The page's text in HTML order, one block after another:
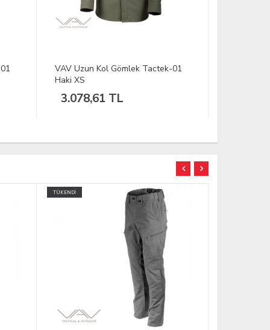
VAV Uzun Kol Gömlek Tactek-01
Mavi Kot L
1.678,80 TL
TÜKENDİ